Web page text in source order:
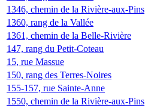
1346, chemin de la Rivière-aux-Pins
1360, rang de la Vallée
1361, chemin de la Belle-Rivière
147, rang du Petit-Coteau
15, rue Massue
150, rang des Terres-Noires
155-157, rue Sainte-Anne
1550, chemin de la Rivière-aux-Pins